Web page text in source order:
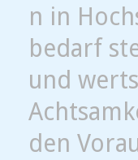
n in
bedarf
und
den